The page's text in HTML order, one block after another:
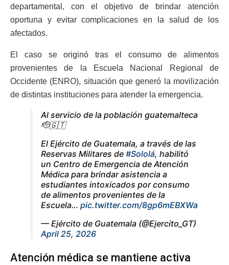
departamental, con el objetivo de brindar atención
oportuna y evitar complicaciones en la salud de los
afectados.
El caso se originó tras el consumo de alimentos
provenientes de la Escuela Nacional Regional de
Occidente (ENRO), situación que generó la movilización
de distintas instituciones para atender la emergencia.
Al servicio de la población guatemalteca
🫡🇬🇹
El Ejército de Guatemala, a través de las
Reservas Militares de #Sololá, habilitó
un Centro de Emergencia de Atención
Médica para brindar asistencia a
estudiantes intoxicados por consumo
de alimentos provenientes de la
Escuela… pic.twitter.com/8gp6mEBXWa
— Ejército de Guatemala (@Ejercito_GT)
April 25, 2026
Atención médica se mantiene activa